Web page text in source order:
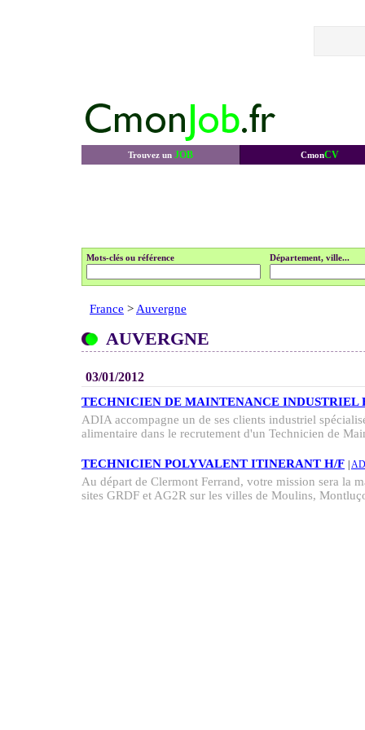
Trouvez un JOB CmonCV
Mots-clés ou référence Département, ville...
France > Auvergne
AUVERGNE
03/01/2012
TECHNICIEN DE MAINTENANCE INDUSTRIEL
ADIA accompagne un de ses clients industriel
alimentaire dans le recrutement d'un Technicien de
TECHNICIEN POLYVALENT ITINERANT H/F
Au départ de Clermont Ferrand, votre mission sera la
sites GRDF et AG2R sur les villes de Moulins,